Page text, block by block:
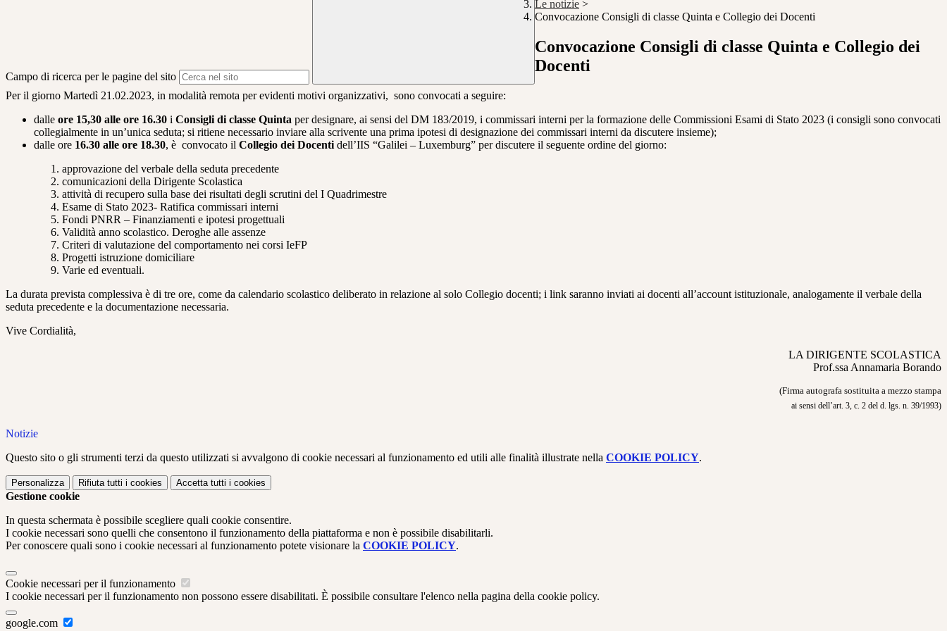
Campo di ricerca per le pagine del sito
Le notizie >
Convocazione Consigli di classe Quinta e Collegio dei Docenti
Convocazione Consigli di classe Quinta e Collegio dei
Docenti
Per il giorno Martedì 21.02.2023, in modalità remota per evidenti motivi organizzativi, sono convocati a seguire:
dalle ore 15,30 alle ore 16.30 i Consigli di classe Quinta per designare, ai sensi del DM 183/2019, i commissari interni per la formazione delle Commissioni Esami di Stato 2023 (i consigli sono convocati
collegialmente in un’unica seduta; si ritiene necessario inviare alla scrivente una prima ipotesi di designazione dei commissari interni da discutere insieme);
dalle ore 16.30 alle ore 18.30, è convocato il Collegio dei Docenti dell’IIS “Galilei – Luxemburg” per discutere il seguente ordine del giorno:
approvazione del verbale della seduta precedente
comunicazioni della Dirigente Scolastica
attività di recupero sulla base dei risultati degli scrutini del I Quadrimestre
Esame di Stato 2023- Ratifica commissari interni
Fondi PNRR – Finanziamenti e ipotesi progettuali
Validità anno scolastico. Deroghe alle assenze
Criteri di valutazione del comportamento nei corsi IeFP
Progetti istruzione domiciliare
Varie ed eventuali.
La durata prevista complessiva è di tre ore, come da calendario scolastico deliberato in relazione al solo Collegio docenti; i link saranno inviati ai docenti all’account istituzionale, analogamente il verbale della
seduta precedente e la documentazione necessaria.
Vive Cordialità,
LA DIRIGENTE SCOLASTICA
Prof.ssa Annamaria Borando
(Firma autografa sostituita a mezzo stampa
ai sensi dell’art. 3, c. 2 del d. lgs. n. 39/1993)
Notizie
Questo sito o gli strumenti terzi da questo utilizzati si avvalgono di cookie necessari al funzionamento ed utili alle finalità illustrate nella COOKIE POLICY.
Personalizza Rifiuta tutti i cookies Accetta tutti i cookies
Gestione cookie
In questa schermata è possibile scegliere quali cookie consentire.
I cookie necessari sono quelli che consentono il funzionamento della piattaforma e non è possibile disabilitarli.
Per conoscere quali sono i cookie necessari al funzionamento potete visionare la COOKIE POLICY.
Cookie necessari per il funzionamento
I cookie necessari per il funzionamento non possono essere disabilitati. È possibile consultare l'elenco nella pagina della cookie policy.
google.com